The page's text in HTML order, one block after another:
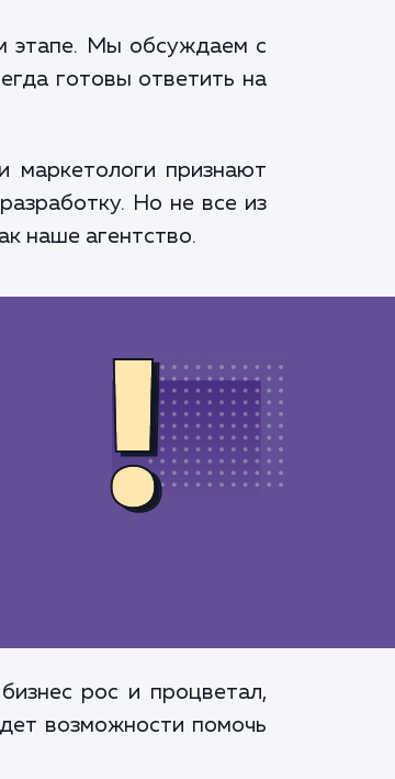
этапе. Мы обсуждаем с
готовы ответить на
маркетологи признают
Но не все из
наше агентство.
рос и процветал,
возможности помочь